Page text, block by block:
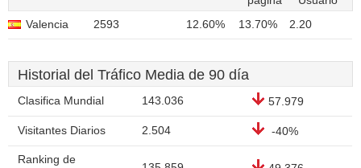
Valencia
2593 12.60% 13.70% 2.20
Historial del Tráfico Media de 90 día
Clasifica Mundial 143.036 57.979
Visitantes Diarios 2.504 -40%
Ranking de